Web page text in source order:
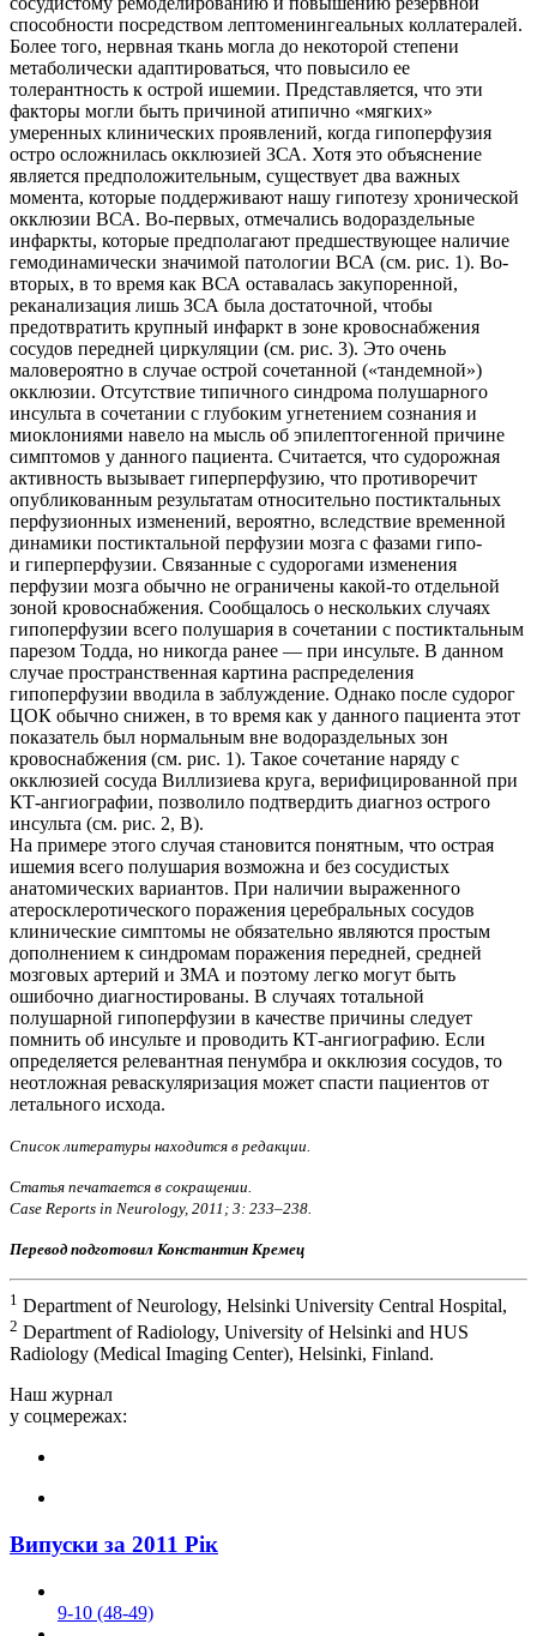
способности посредством лептоменингеальных коллатералей.
Более того, нервная ткань могла до некоторой степени
метаболически адаптироваться, что повысило ее
толерантность к острой ишемии. Представляется, что эти
факторы могли быть причиной атипично «мягких»
умеренных клинических проявлений, когда гипоперфузия
остро осложнилась окклюзией ЗСА. Хотя это объяснение
является предположительным, существует два важных
момента, которые поддерживают нашу гипотезу хронической
окклюзии ВСА. Во-первых, отмечались водораздельные
инфаркты, которые предполагают предшествующее наличие
гемодинамически значимой патологии ВСА (см. рис. 1). Во-
вторых, в то время как ВСА оставалась закупоренной,
реканализация лишь ЗСА была достаточной, чтобы
предотвратить крупный инфаркт в зоне кровоснабжения
сосудов передней циркуляции (см. рис. 3). Это очень
маловероятно в случае острой сочетанной («тандемной»)
окклюзии. Отсутствие типичного синдрома полушарного
инсульта в сочетании с глубоким угнетением сознания и
миоклониями навело на мысль об эпилептогенной причине
симптомов у данного пациента. Считается, что судорожная
активность вызывает гиперперфузию, что противоречит
опубликованным результатам относительно постиктальных
перфузионных изменений, вероятно, вследствие временной
динамики постиктальной перфузии мозга с фазами гипо-
и гиперперфузии. Связанные с судорогами изменения
перфузии мозга обычно не ограничены какой-то отдельной
зоной кровоснабжения. Сообщалось о нескольких случаях
гипоперфузии всего полушария в сочетании с постиктальным
парезом Тодда, но никогда ранее — при инсульте. В данном
случае пространственная картина распределения
гипоперфузии вводила в заблуждение. Однако после судорог
ЦОК обычно снижен, в то время как у данного пациента этот
показатель был нормальным вне водораздельных зон
кровоснабжения (см. рис. 1). Такое сочетание наряду с
окклюзией сосуда Виллизиева круга, верифицированной при
КТ-ангиографии, позволило подтвердить диагноз острого
инсульта (см. рис. 2, В).
На примере этого случая становится понятным, что острая
ишемия всего полушария возможна и без сосудистых
анатомических вариантов. При наличии выраженного
атеросклеротического поражения церебральных сосудов
клинические симптомы не обязательно являются простым
дополнением к синдромам поражения передней, средней
мозговых артерий и ЗМА и поэтому легко могут быть
ошибочно диагностированы. В случаях тотальной
полушарной гипоперфузии в качестве причины следует
помнить об инсульте и проводить КТ-ангиографию. Если
определяется релевантная пенумбра и окклюзия сосудов, то
неотложная реваскуляризация может спасти пациентов от
летального исхода.
Список литературы находится в редакции.
Статья печатается в сокращении.
Case Reports in Neurology, 2011; 3: 233–238.
Перевод подготовил Константин Кремец
1 Department of Neurology, Helsinki University Central Hospital,
2 Department of Radiology, University of Helsinki and HUS
Radiology (Medical Imaging Center), Helsinki, Finland.
Наш журнал
у соцмережах:
Випуски за 2011 Рік
9-10 (48-49)